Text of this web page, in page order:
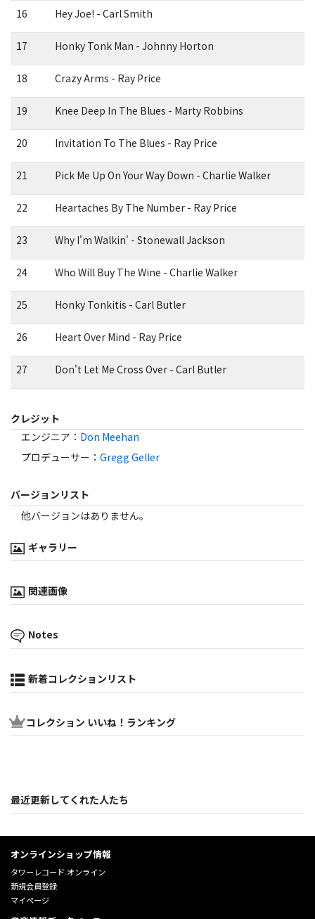
16 Hey Joe! - Carl Smith
17 Honky Tonk Man - Johnny Horton
18 Crazy Arms - Ray Price
19 Knee Deep In The Blues - Marty Robbins
20 Invitation To The Blues - Ray Price
21 Pick Me Up On Your Way Down - Charlie Walker
22 Heartaches By The Number - Ray Price
23 Why I'm Walkin' - Stonewall Jackson
24 Who Will Buy The Wine - Charlie Walker
25 Honky Tonkitis - Carl Butler
26 Heart Over Mind - Ray Price
27 Don't Let Me Cross Over - Carl Butler
クレジット
エンジニア ： Don Meehan
プロデューサー ： Gregg Geller
バージョンリスト
他バージョンはありません。
ギャラリー
関連画像
Notes
新着コレクションリスト
コレクション いいね！ランキング
最近更新してくれた人たち
オンラインショップ情報
タワーレコード オンライン
新規会員登録
マイページ